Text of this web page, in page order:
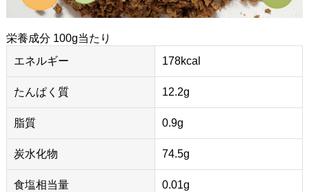
栄養成分 100g当たり
エネルギー
178kcal
たんぱく質 12.2g
脂質 0.9g
炭水化物 74.5g
食塩相当量 0.01g